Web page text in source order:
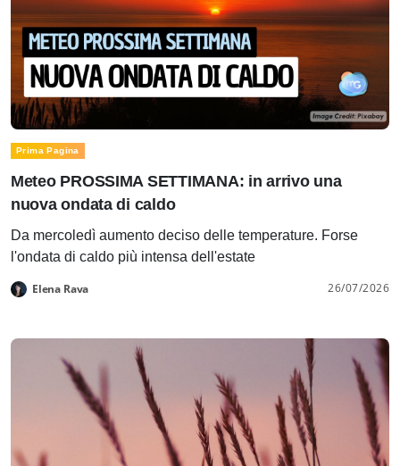
Prima Pagina
Meteo PROSSIMA SETTIMANA: in arrivo una
nuova ondata di caldo
Da mercoledì aumento deciso delle temperature. Forse
l'ondata di caldo più intensa dell'estate
Elena Rava 26/07/2026